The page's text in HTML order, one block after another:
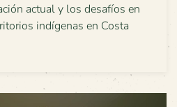
actual y los desafíos en
indígenas en Costa